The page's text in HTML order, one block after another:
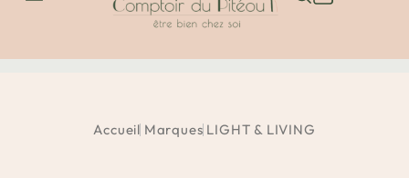
Accueil Marques LIGHT & LIVING